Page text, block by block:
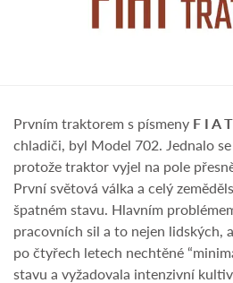
Prvním traktorem s písmeny F I A T
chladiči, byl Model 702. Jednalo
protože traktor vyjel na pole
První světová válka a celý
špatném stavu. Hlavním
pracovních sil a to nejen lidských,
po čtyřech letech nechtěné
stavu a vyžadovala intenzivní